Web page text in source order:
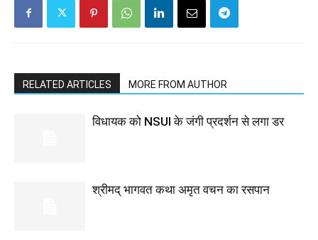
RELATED ARTICLES MORE FROM AUTHOR
विधायक को NSUI के जंगी प्रदर्शन से लगा डर
श्रीमद् भागवत कथा अमृत वचन का रसपान